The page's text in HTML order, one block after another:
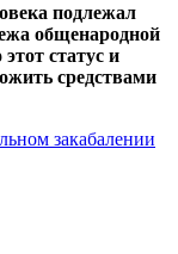
подлежал
общенародной
статус и
средствами
закабалении